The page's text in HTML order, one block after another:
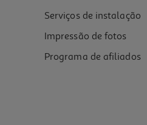
Serviços de instalação
Impressão de fotos
Programa de afiliados